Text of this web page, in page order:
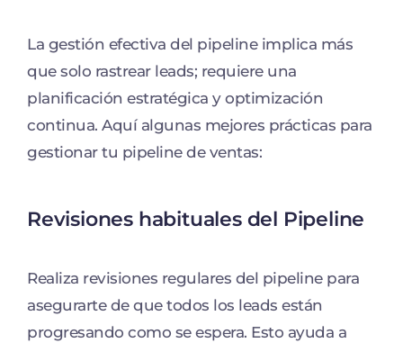
La gestión efectiva del pipeline implica más
que solo rastrear leads; requiere una
planificación estratégica y optimización
continua. Aquí algunas mejores prácticas para
gestionar tu pipeline de ventas:
Revisiones habituales del Pipeline
Realiza revisiones regulares del pipeline para
asegurarte de que todos los leads están
progresando como se espera. Esto ayuda a